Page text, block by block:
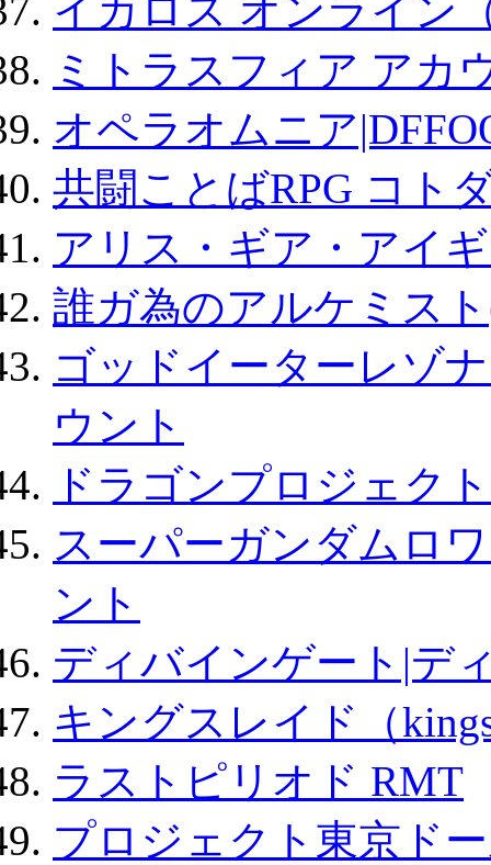
イカロス オンライン
ミトラスフィア アカ
オペラオムニア
共闘ことばRPG コト
アリス・ギア・アイ
誰ガ為のアルケミス
ゴッドイーターレゾ
ウント
ドラゴンプロジェク
スーパーガンダムロ
ント
ディバインゲート|デ
キングスレイド（
ラストピリオド RMT
プロジェクト東京ド